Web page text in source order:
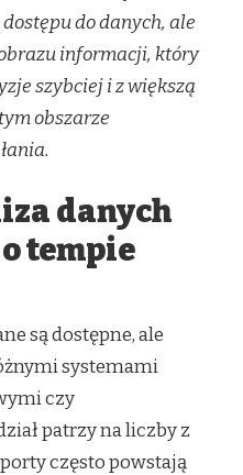
do danych, ale
informacji, który
szybciej i z większą
obszarze
danych
tempie
są dostępne, ale
systemami
czy
patrzy na liczby z
często powstają